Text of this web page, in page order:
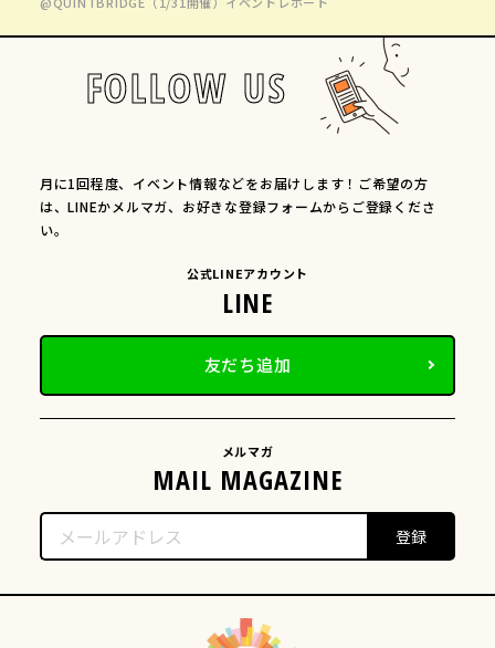
FOLLOW US
月に1回程度、イベント情報などをお届けします！ご希望の方
は、LINEかメルマガ、お好きな登録フォームからご登録くださ
い。
公式LINEアカウント
友だち追加
メルマガ